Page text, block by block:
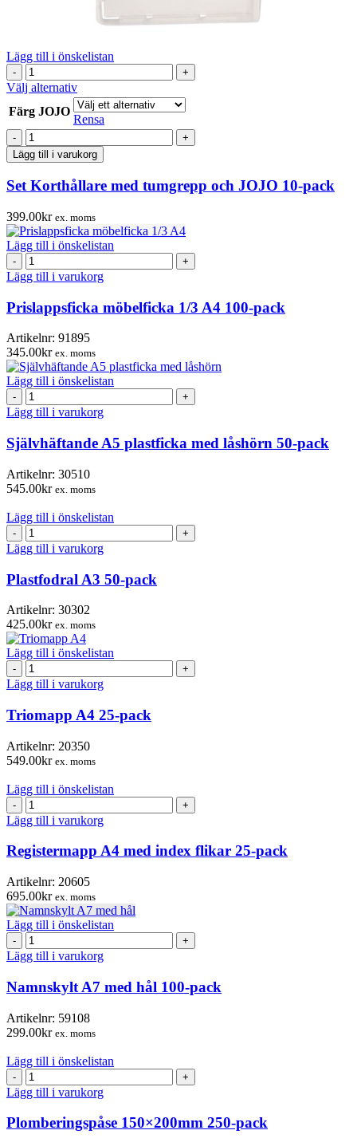
Lägg till i önskelistan
Set
Korthållare
med
tumgrepp
och
JOJO
10-
mängd
Välj alternativDen
här
produkten
har
flera
varianter.
olika
kan
väljas
på
Färg JOJO
Rensa
Set
Korthållare
med
tumgrepp
och
10-
pack
mängd
Lägg till i varukorg
Set Korthållare med tumgrepp och JOJO 10-pack
399.00kr ex. moms
Lägg till i önskelistan
Prislappsficka
möbelficka
1/3
A4
100-
pack
mängd
Lägg till i varukorg
Prislappsficka möbelficka 1/3 A4 100-pack
Artikelnr: 91895
345.00kr ex. moms
Lägg till i önskelistan
Självhäftande
A5
plastficka
med
låshörn
pack
mängd
Lägg till i varukorg
Självhäftande A5 plastficka med låshörn 50-pack
Artikelnr: 30510
545.00kr ex. moms
Lägg till i önskelistan
Plastfodral
A3
50-
pack
mängd
Lägg till i varukorg
Plastfodral A3 50-pack
Artikelnr: 30302
425.00kr ex. moms
Lägg till i önskelistan
Triomapp
A4
25-
pack
mängd
Lägg till i varukorg
Triomapp A4 25-pack
Artikelnr: 20350
549.00kr ex. moms
Lägg till i önskelistan
Registermapp
A4
med
index
flikar
25-
pack
mängd
Lägg till i varukorg
Registermapp A4 med index flikar 25-pack
Artikelnr: 20605
695.00kr ex. moms
Lägg till i önskelistan
Namnskylt
A7
med
100-
mängd
Lägg till i varukorg
Namnskylt A7 med hål 100-pack
Artikelnr: 59108
299.00kr ex. moms
Lägg till i önskelistan
Plomberingspåse
150×200mm
250-
pack
mängd
Lägg till i varukorg
Plomberingspåse 150×200mm 250-pack